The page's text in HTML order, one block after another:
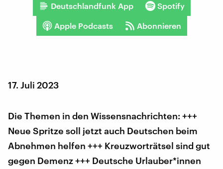
Deutschlandfunk App Spotify
Apple Podcasts Abonnieren
17. Juli 2023
Die Themen in den Wissensnachrichten: +++
Neue Spritze soll jetzt auch Deutschen beim
Abnehmen helfen +++ Kreuzworträtsel sind gut
gegen Demenz +++ Deutsche Urlauber*innen